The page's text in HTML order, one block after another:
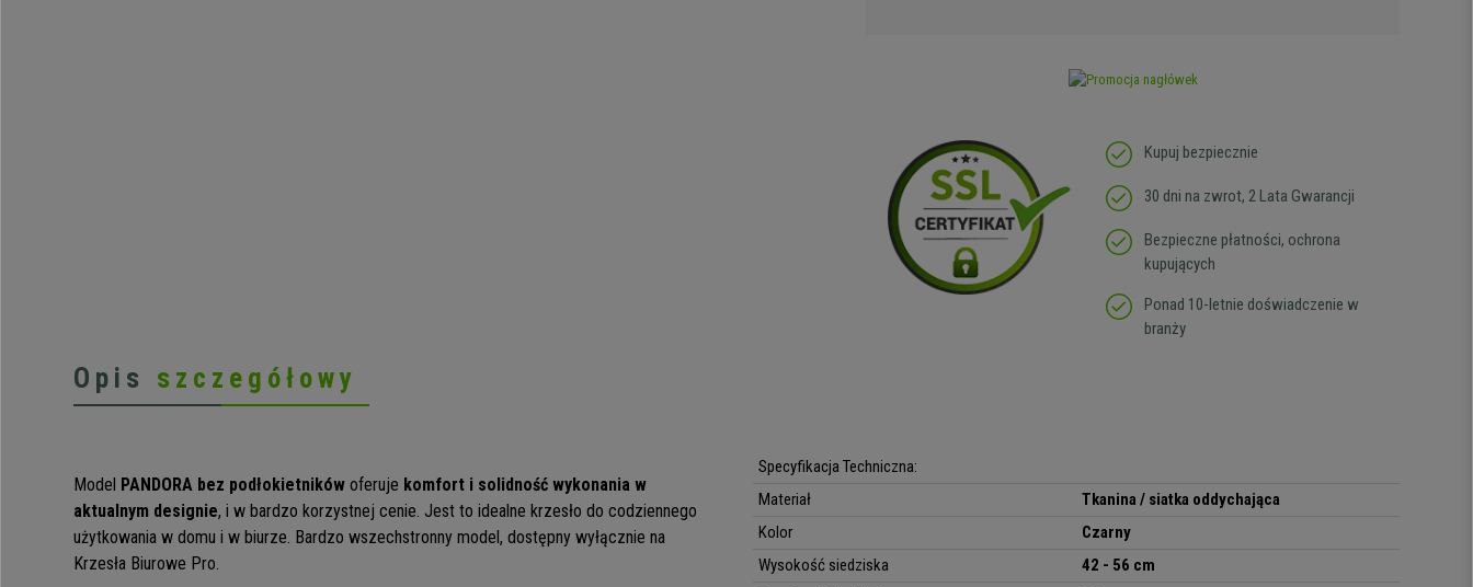
Kupuj bezpiecznie
30 dni na zwrot, 2 Lata Gwarancji
Bezpieczne płatności, ochrona
kupujących
Ponad 10-letnie doświadczenie w
branży
Opis szczegółowy
Model PANDORA bez podłokietników oferuje komfort i solidność wykonania w
aktualnym designie, i w bardzo korzystnej cenie. Jest to idealne krzesło do codziennego
użytkowania w domu i w biurze. Bardzo wszechstronny model, dostępny wyłącznie na
Krzesła Biurowe Pro.
Specyfikacja Techniczna:
Materiał
Tkanina / siatka oddychająca
Kolor
Czarny
Wysokość siedziska
42 - 56 cm